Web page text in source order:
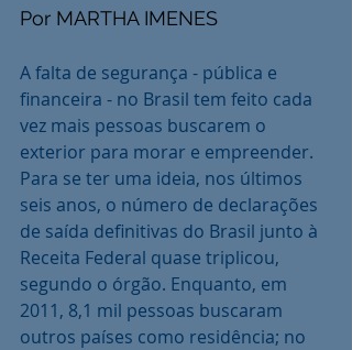
Por MARTHA IMENES
A falta de segurança - pública e
financeira - no Brasil tem feito cada
vez mais pessoas buscarem o
exterior para morar e empreender.
Para se ter uma ideia, nos últimos
seis anos, o número de declarações
de saída definitivas do Brasil junto à
Receita Federal quase triplicou,
segundo o órgão. Enquanto, em
2011, 8,1 mil pessoas buscaram
outros países como residência; no